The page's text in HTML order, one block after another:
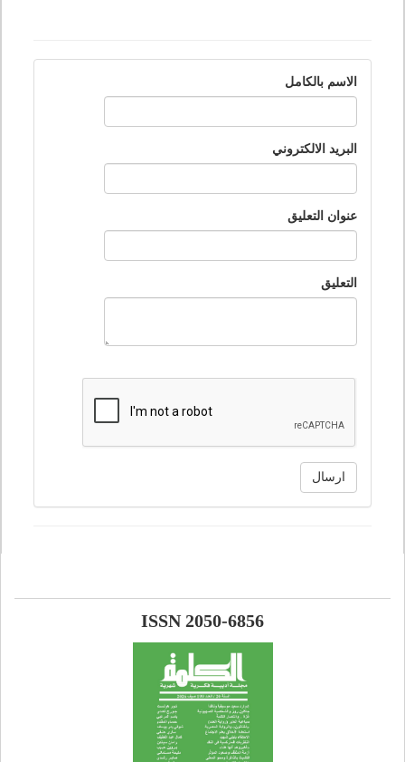
الاسم بالكامل
البريد الالكتروني
عنوان التعليق
التعليق
ارسال
ISSN 2050-6856